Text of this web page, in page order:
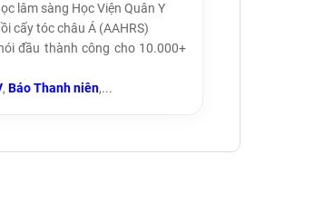
lâm sàng Học Viện Quân Y
cấy tóc châu Á (AAHRS)
đầu thành công cho 10.000+
, Báo Thanh niên,...